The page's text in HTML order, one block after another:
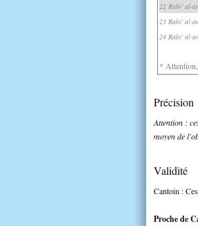
22 Rabi' al-
23 Rabi' al-
24 Rabi' al-
*
Précision
Attention :
moyen de
Validité
Cantoin :
Proche de